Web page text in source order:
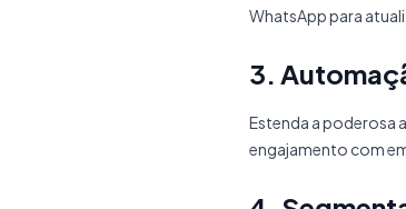
WhatsApp para
3.
Estenda a poderosa
engajamento com